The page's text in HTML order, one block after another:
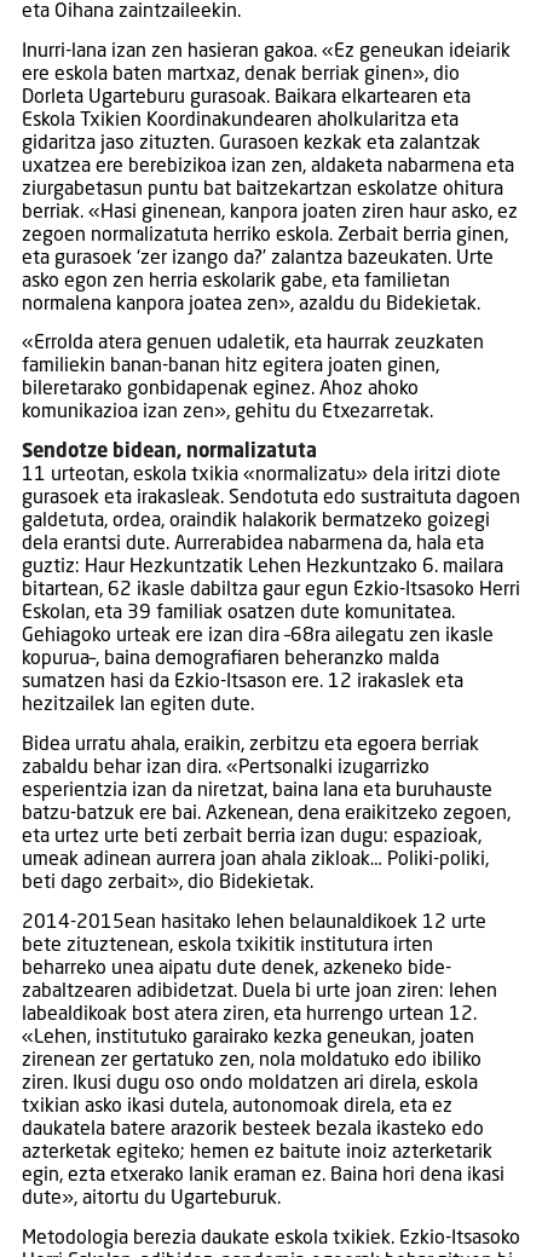
eta Oihana zaintzaileekin.
Inurri-lana izan zen hasieran gakoa. «Ez geneukan ideiarik
ere eskola baten martxaz, denak berriak ginen», dio
Dorleta Ugarteburu gurasoak. Baikara elkartearen eta
Eskola Txikien Koordinakundearen aholkularitza eta
gidaritza jaso zituzten. Gurasoen kezkak eta zalantzak
uxatzea ere berebizikoa izan zen, aldaketa nabarmena eta
ziurgabetasun puntu bat baitzekartzan eskolatze ohitura
berriak. «Hasi ginenean, kanpora joaten ziren haur asko, ez
zegoen normalizatuta herriko eskola. Zerbait berria ginen,
eta gurasoek ‘zer izango da?’ zalantza bazeukaten. Urte
asko egon zen herria eskolarik gabe, eta familietan
normalena kanpora joatea zen», azaldu du Bidekietak.
«Errolda atera genuen udaletik, eta haurrak zeuzkaten
familiekin banan-banan hitz egitera joaten ginen,
bileretarako gonbidapenak eginez. Ahoz ahoko
komunikazioa izan zen», gehitu du Etxezarretak.
Sendotze bidean, normalizatuta
11 urteotan, eskola txikia «normalizatu» dela iritzi diote
gurasoek eta irakasleak. Sendotuta edo sustraituta dagoen
galdetuta, ordea, oraindik halakorik bermatzeko goizegi
dela erantsi dute. Aurrerabidea nabarmena da, hala eta
guztiz: Haur Hezkuntzatik Lehen Hezkuntzako 6. mailara
bitartean, 62 ikasle dabiltza gaur egun Ezkio-Itsasoko Herri
Eskolan, eta 39 familiak osatzen dute komunitatea.
Gehiagoko urteak ere izan dira –68ra ailegatu zen ikasle
kopurua–, baina demografiaren beheranzko malda
sumatzen hasi da Ezkio-Itsason ere. 12 irakaslek eta
hezitzailek lan egiten dute.
Bidea urratu ahala, eraikin, zerbitzu eta egoera berriak
zabaldu behar izan dira. «Pertsonalki izugarrizko
esperientzia izan da niretzat, baina lana eta buruhauste
batzu-batzuk ere bai. Azkenean, dena eraikitzeko zegoen,
eta urtez urte beti zerbait berria izan dugu: espazioak,
umeak adinean aurrera joan ahala zikloak… Poliki-poliki,
beti dago zerbait», dio Bidekietak.
2014-2015ean hasitako lehen belaunaldikoek 12 urte
bete zituztenean, eskola txikitik institutura irten
beharreko unea aipatu dute denek, azkeneko bide-
zabaltzearen adibidetzat. Duela bi urte joan ziren: lehen
labealdikoak bost atera ziren, eta hurrengo urtean 12.
«Lehen, institutuko garairako kezka geneukan, joaten
zirenean zer gertatuko zen, nola moldatuko edo ibiliko
ziren. Ikusi dugu oso ondo moldatzen ari direla, eskola
txikian asko ikasi dutela, autonomoak direla, eta ez
daukatela batere arazorik besteek bezala ikasteko edo
azterketak egiteko; hemen ez baitute inoiz azterketarik
egin, ezta etxerako lanik eraman ez. Baina hori dena ikasi
dute», aitortu du Ugarteburuk.
Metodologia berezia daukate eskola txikiek. Ezkio-Itsasoko